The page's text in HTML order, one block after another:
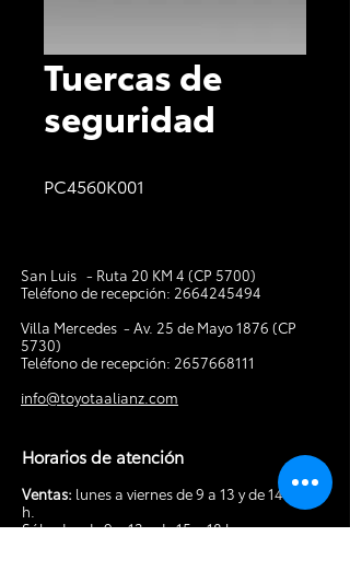
Tuercas de
seguridad
PC4560K001
San Luis - Ruta 20 KM 4 (CP 5700)
Teléfono de recepción: 2664245494
Villa Mercedes - Av. 25 de Mayo 1876 (CP
5730)
Teléfono de recepción: 2657668111
info@toyotaalianz.com
Horarios de atención
Ventas: lunes a viernes de 9 a 13 y de 14 a 19
h.
Sábados de 9 a 13 y de 15 a 18 h.